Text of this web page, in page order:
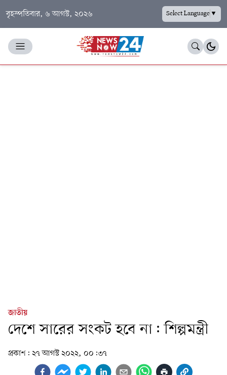
বৃহস্পতিবার, ৬ আগস্ট, ২০২৬ Select Language▼
জাতীয়
দেশে সারের সংকট হবে না: শিল্পমন্ত্রী
প্রকাশ: ২৭ আগস্ট ২০২২, ০০:৩৭